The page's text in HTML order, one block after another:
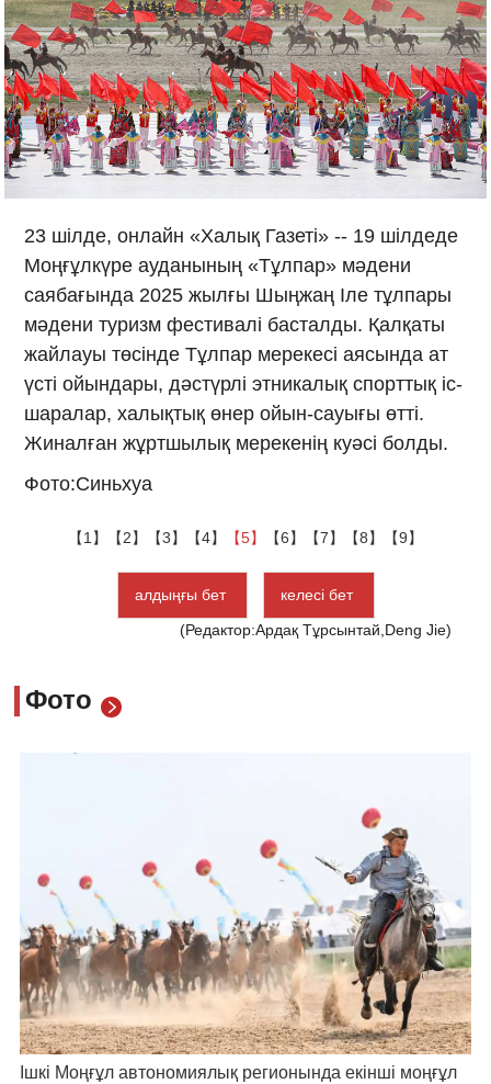
23 шілде, онлайн «Халық Газеті» -- 19 шілдеде
Моңғұлкүре ауданының «Тұлпар» мәдени
саябағында 2025 жылғы Шыңжаң Іле тұлпары
мәдени туризм фестивалі басталды. Қалқаты
жайлауы төсінде Тұлпар мерекесі аясында ат
үсті ойындары, дәстүрлі этникалық спорттық іс-
шаралар, халықтық өнер ойын-сауығы өтті.
Жиналған жұртшылық мерекенің куәсі болды.
Фото:Синьхуа
【1】 【2】 【3】 【4】 【5】 【6】 【7】 【8】 【9】
алдыңғы бет
келесі бет
(Редактор:Ардақ Тұрсынтай,Deng Jie)
Фото
Ішкі Моңғұл автономиялық регионында екінші моңғұл